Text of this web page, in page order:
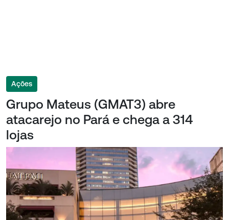
Ações
Grupo Mateus (GMAT3) abre
atacarejo no Pará e chega a 314
lojas